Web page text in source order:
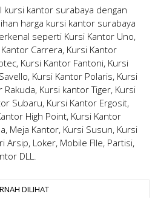
kursi kantor surabaya dengan
harga kursi kantor surabaya
seperti Kursi Kantor Uno,
Carrera, Kursi Kantor
Kursi Kantor Fantoni, Kursi
Kursi Kantor Polaris, Kursi
Kursi kantor Tiger, Kursi
Subaru, Kursi Kantor Ergosit,
High Point, Kursi Kantor
Meja Kantor, Kursi Susun, Kursi
Arsip, Loker, Mobile FIle, Partisi,
DLL.
DILIHAT